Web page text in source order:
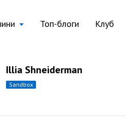
Топ-блоги Клуб
Illia Shneiderman
sandbox